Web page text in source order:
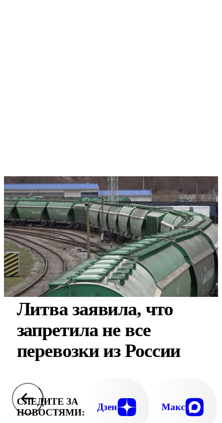
Литва заявила, что
запретила не все
перевозки из России
СЛЕДИТЕ ЗА
НОВОСТЯМИ:
Дзен Макс